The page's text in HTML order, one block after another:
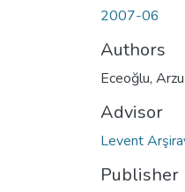
2007-06
Authors
Eceoğlu, Arzu
Advisor
Levent
Publisher